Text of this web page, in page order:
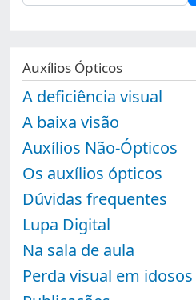
Auxílios Ópticos
A deficiência visual
A baixa visão
Auxílios Não-Ópticos
Os auxílios ópticos
Dúvidas frequentes
Lupa Digital
Na sala de aula
Perda visual em idosos